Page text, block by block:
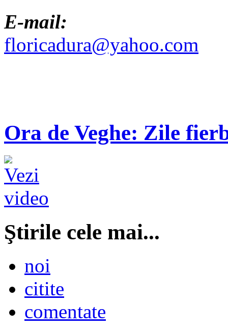
E-mail:
floricadura@yahoo.com
Ora de Veghe: Zile
Ştirile cele mai...
noi
citite
comentate